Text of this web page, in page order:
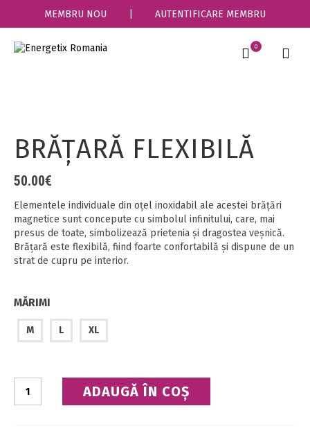
MEMBRU NOU AUTENTIFICARE MEMBRU
0
BRĂŢARĂ FLEXIBILĂ
50.00€
Elementele individuale din oțel inoxidabil ale acestei brățări
magnetice sunt concepute cu simbolul infinitului, care, mai
presus de toate, simbolizează prietenia și dragostea veșnică.
Brățară este flexibilă, fiind foarte confortabilă și dispune de un
strat de cupru pe interior.
MĂRIMI
M L XL
Brăţară
ADAUGĂ ÎN COȘ